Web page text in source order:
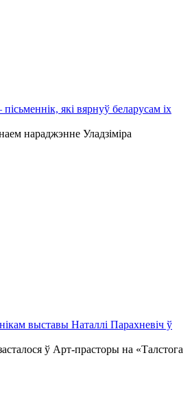
які вярнуў беларусам іх
нараджэнне Уладзіміра
выставы Наталлі Парахневіч ў
ў Арт-прасторы на «Талстога